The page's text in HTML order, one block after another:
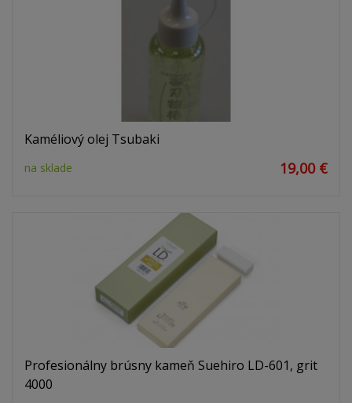
Kaméliový olej Tsubaki
na sklade 19,00 €
Profesionálny brúsny kameň Suehiro LD-601, grit
4000